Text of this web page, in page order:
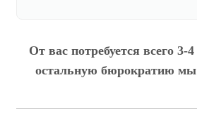
От вас потребуется всего
остальную бюрократию мы